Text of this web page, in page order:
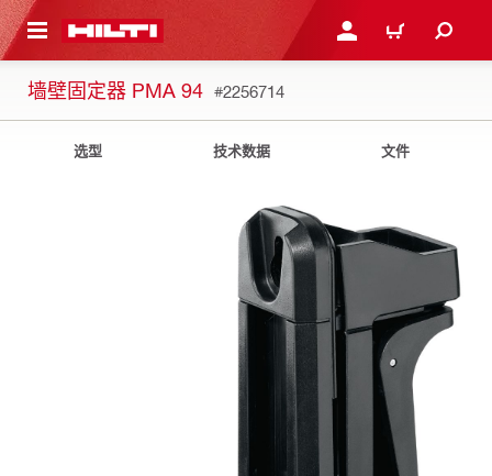
到主页 登录或注册购物车
墙壁固定器 PMA 94 #2256714
选型 技术数据 文件